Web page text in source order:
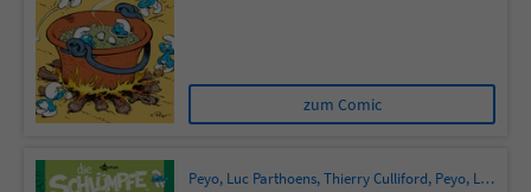
zum Comic
Peyo, Luc Parthoens,Thierry Culliford, Peyo, Luc Parthoens